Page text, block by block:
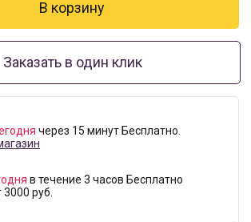
Заказать в один клик
через 15 минут Бесплатно.
в течение 3 часов Бесплатно
руб.